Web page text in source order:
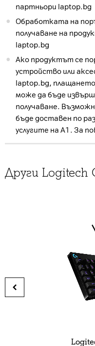
партньори laptop.bg
Обработката на
получаване на
laptop.bg
Ако продуктът се
устройство или
laptop.bg,
може да бъде
получаване.
бъде доставен по
услугите на А1. За
Други Logitech